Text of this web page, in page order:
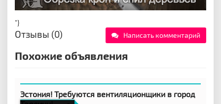
"}
Отзывы (0) Написать комментарий
Похожие объявления
Эстония! Требуются вентиляционщики в город